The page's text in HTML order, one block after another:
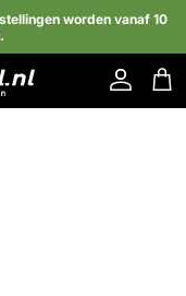
worden vanaf 10
Account